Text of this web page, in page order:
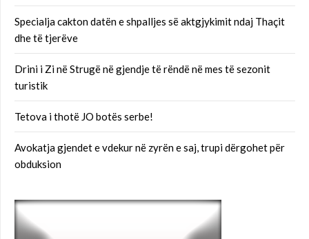
Specialja cakton datën e shpalljes së aktgjykimit ndaj Thaçit
dhe të tjerëve
Drini i Zi në Strugë në gjendje të rëndë në mes të sezonit
turistik
Tetova i thotë JO botës serbe!
Avokatja gjendet e vdekur në zyrën e saj, trupi dërgohet për
obduksion